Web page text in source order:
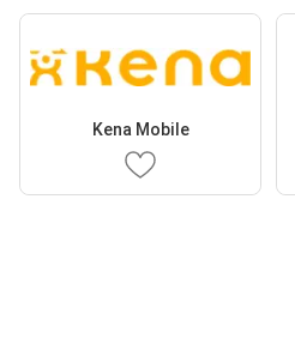
Kena Mobile